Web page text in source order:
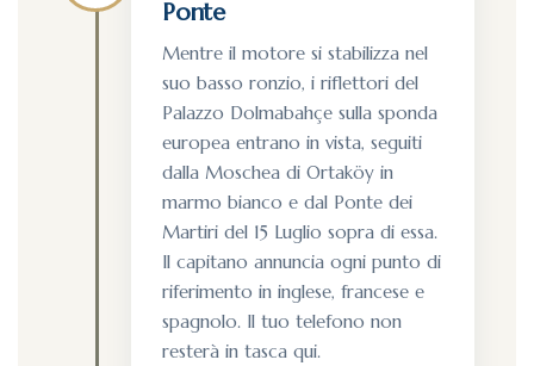
Ponte
Mentre il motore si stabilizza nel
suo basso ronzio, i riflettori del
Palazzo Dolmabahçe sulla sponda
europea entrano in vista, seguiti
dalla Moschea di Ortaköy in
marmo bianco e dal Ponte dei
Martiri del 15 Luglio sopra di essa.
Il capitano annuncia ogni punto di
riferimento in inglese, francese e
spagnolo. Il tuo telefono non
resterà in tasca qui.